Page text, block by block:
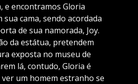
e encontramos Gloria
cama, sendo acordada
de sua namorada, Joy.
da estátua, pretendem
exposta no museu de
lá, contudo, Gloria é
um homem estranho se